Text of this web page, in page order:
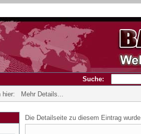
Suche:
hier: Mehr Details...
Die Detailseite zu diesem Eintrag